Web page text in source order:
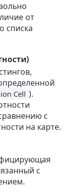
от
списка
Cell ).
с
на карте.
с